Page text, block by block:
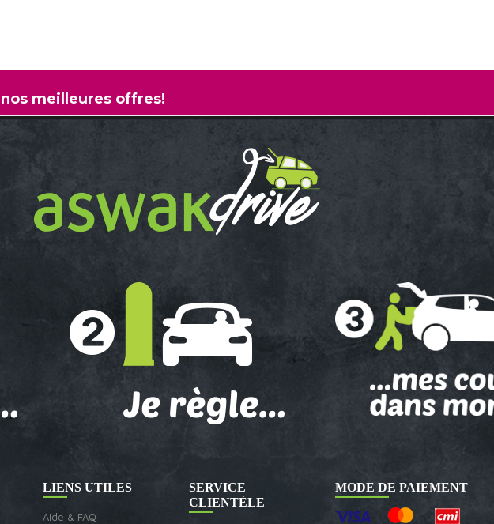
meilleures offres!
LIENS UTILES
Aide & FAQ
SERVICE
CLIENTÈLE
MODE DE PAIEMENT